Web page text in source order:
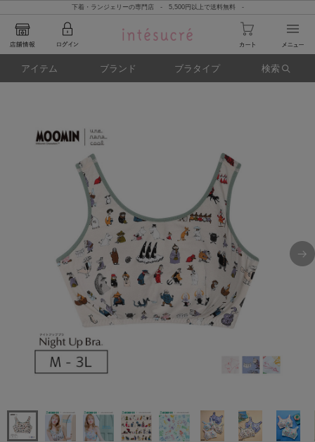
下着・ランジェリーの専門店 - 5,500円以上で送料無料 -
アイテム ブランド ブラタイプ 検索